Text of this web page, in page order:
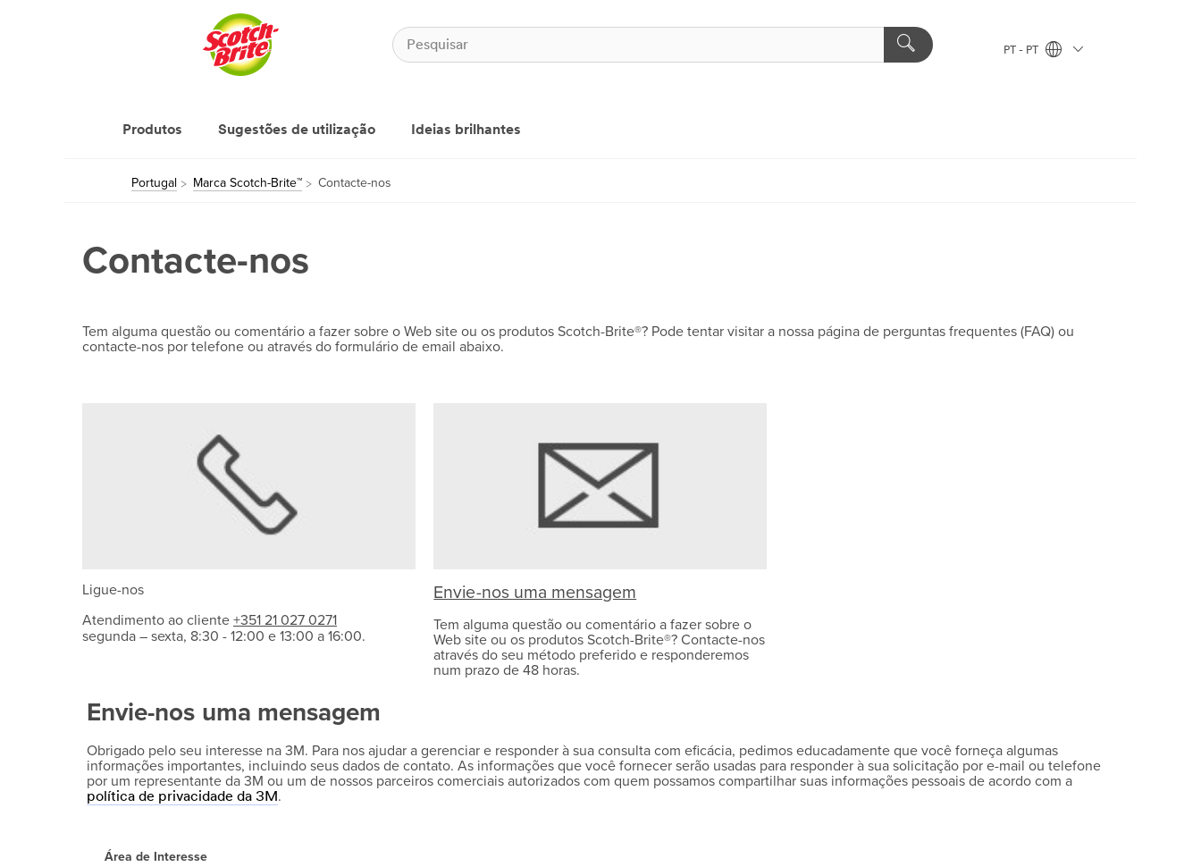
PT - PT
Produtos Sugestões de utilização Ideias brilhantes
Portugal Marca Scotch-Brite™ Contacte-nos
Contacte-nos
Tem alguma questão ou comentário a fazer sobre o Web site ou os produtos Scotch-Brite®? Pode tentar visitar a nossa página de perguntas frequentes (FAQ) ou
contacte-nos por telefone ou através do formulário de email abaixo.
Ligue-nos
Atendimento ao cliente +351 21 027 0271
segunda – sexta, 8:30 - 12:00 e 13:00 a 16:00.
Envie-nos uma mensagem
Tem alguma questão ou comentário a fazer sobre o
Web site ou os produtos Scotch-Brite®? Contacte-nos
através do seu método preferido e responderemos
num prazo de 48 horas.
Envie-nos uma mensagem
Obrigado pelo seu interesse na 3M. Para nos ajudar a gerenciar e responder à sua consulta com eficácia, pedimos educadamente que você forneça algumas
informações importantes, incluindo seus dados de contato. As informações que você fornecer serão usadas para responder à sua solicitação por e-mail ou telefone
por um representante da 3M ou um de nossos parceiros comerciais autorizados com quem possamos compartilhar suas informações pessoais de acordo com a
política de privacidade da 3M.
Área de Interesse